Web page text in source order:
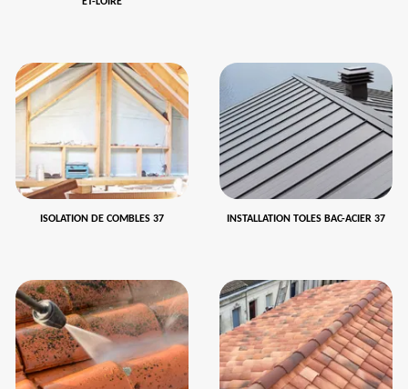
ISOLATION DE COMBLES 37 INSTALLATION TOLES BAC-ACIER 37